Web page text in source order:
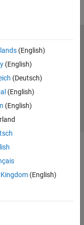
(English)
(English)
(Deutsch)
(English)
(English)
(English)
Contacts locaux